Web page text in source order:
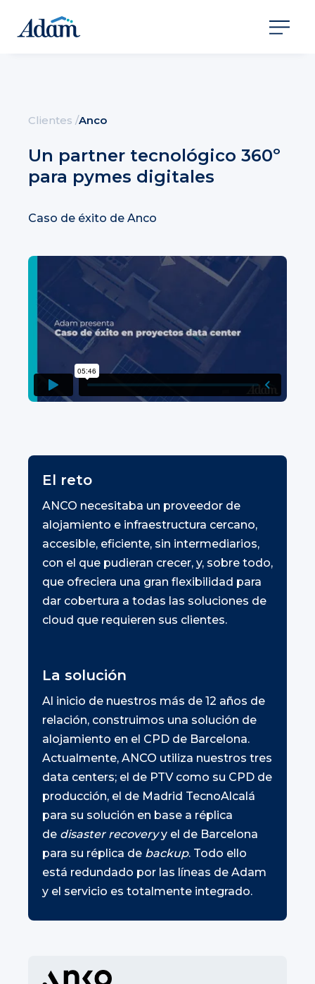
Clientes /Anco
Un partner tecnológico 360º
para pymes digitales
Caso de éxito de Anco
El reto
ANCO necesitaba un proveedor de
alojamiento e infraestructura cercano,
accesible, eficiente, sin intermediarios,
con el que pudieran crecer, y, sobre todo,
que ofreciera una gran flexibilidad para
dar cobertura a todas las soluciones de
cloud que requieren sus clientes.
La solución
Al inicio de nuestros más de 12 años de
relación, construimos una solución de
alojamiento en el CPD de Barcelona.
Actualmente, ANCO utiliza nuestros tres
data centers; el de PTV como su CPD de
producción, el de Madrid TecnoAlcalá
para su solución en base a réplica
de disaster recoveryy el de Barcelona
para su réplica de backup. Todo ello
está redundado por las líneas de Adam
y el servicio es totalmente integrado.